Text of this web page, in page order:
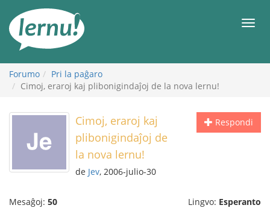
enhavo
Forumo
Pri la paĝaro
Cimoj, eraroj kaj plibonigindaĵoj de la nova lernu!
Respondi
Cimoj, eraroj kaj
plibonigindaĵoj de
la nova lernu!
de Jev, 2006-julio-30
Mesaĝoj: 50 Lingvo: Esperanto